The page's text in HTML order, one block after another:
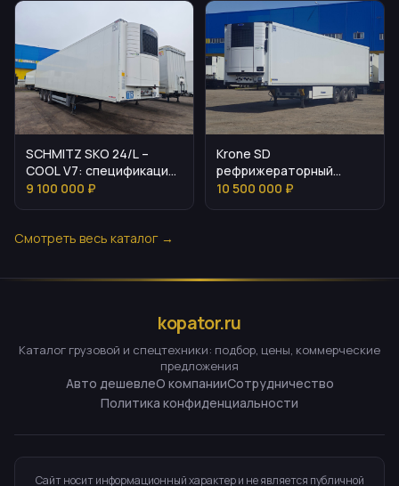
SCHMITZ SKO 24/L –
COOL V7: спецификация
и стоимость
9 100 000 ₽
Krone SD
рефрижераторный
полуприцеп 2024
10 500 000 ₽
Смотреть весь каталог →
kopator.ru
Каталог грузовой и спецтехники: подбор, цены, коммерческие
предложения
Авто дешевлеО компанииСотрудничество
Политика конфиденциальности
Сайт носит информационный характер и не является публичной